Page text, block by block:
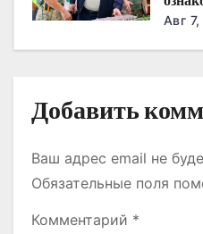
Авг
Добавить
Ваш адрес email не
Обязательные поля
Комментарий *